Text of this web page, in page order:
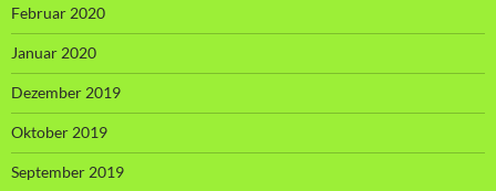
Februar 2020
Januar 2020
Dezember 2019
Oktober 2019
September 2019